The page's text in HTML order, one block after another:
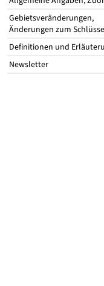
Gebietsveränderungen,
Änderungen zum
Definitionen und
Newsletter